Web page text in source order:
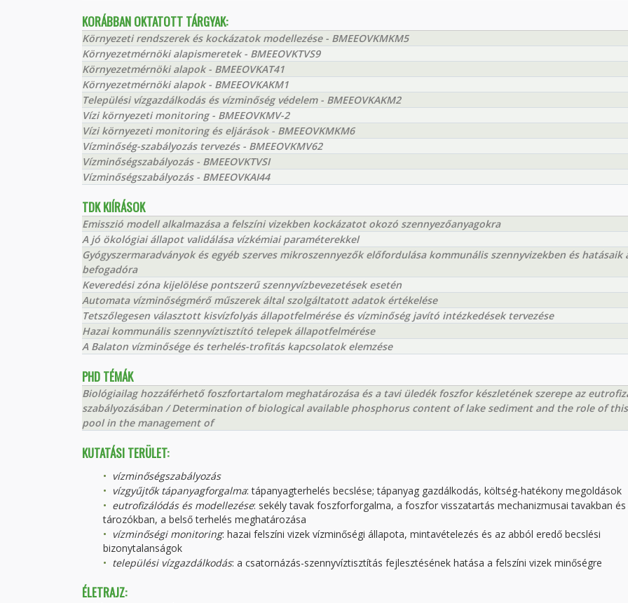
KORÁBBAN OKTATOTT TÁRGYAK:
Környezeti rendszerek és kockázatok modellezése - BMEEOVKMKM5
Környezetmérnöki alapismeretek - BMEEOVKTVS9
Környezetmérnöki alapok - BMEEOVKAT41
Környezetmérnöki alapok - BMEEOVKAKM1
Települési vízgazdálkodás és vízminőség védelem - BMEEOVKAKM2
Vízi környezeti monitoring - BMEEOVKMV-2
Vízi környezeti monitoring és eljárások - BMEEOVKMKM6
Vízminőség-szabályozás tervezés - BMEEOVKMV62
Vízminőségszabályozás - BMEEOVKTVSI
Vízminőségszabályozás - BMEEOVKAI44
TDK KIÍRÁSOK
Emisszió modell alkalmazása a felszíni vizekben kockázatot okozó szennyezőanyagokra
A jó ökológiai állapot validálása vízkémiai paraméterekkel
Gyógyszermaradványok és egyéb szerves mikroszennyezők előfordulása kommunális szennyvizekben és hatásaik
befogadóra
Keveredési zóna kijelölése pontszerű szennyvízbevezetések esetén
Automata vízminőségmérő műszerek által szolgáltatott adatok értékelése
Tetszőlegesen választott kisvízfolyás állapotfelmérése és vízminőség javító intézkedések tervezése
Hazai kommunális szennyvíztisztító telepek állapotfelmérése
A Balaton vízminősége és terhelés-trofitás kapcsolatok elemzése
PHD TÉMÁK
Biológiailag hozzáférhető foszfortartalom meghatározása és a tavi üledék foszfor készletének szerepe az
szabályozásában / Determination of biological available phosphorus content of lake sediment and the role of this
pool in the management of
KUTATÁSI TERÜLET:
vízminőségszabályozás
vízgyűjtők tápanyagforgalma: tápanyagterhelés becslése; tápanyag gazdálkodás, költség-hatékony megoldások
eutrofizálódás és modellezése: sekély tavak foszforforgalma, a foszfor visszatartás mechanizmusai tavakban és
tározókban, a belső terhelés meghatározása
vízminőségi monitoring: hazai felszíni vizek vízminőségi állapota, mintavételezés és az abból eredő becslési
bizonytalanságok
települési vízgazdálkodás: a csatornázás-szennyvíztisztítás fejlesztésének hatása a felszíni vizek minőségre
ÉLETRAJZ: